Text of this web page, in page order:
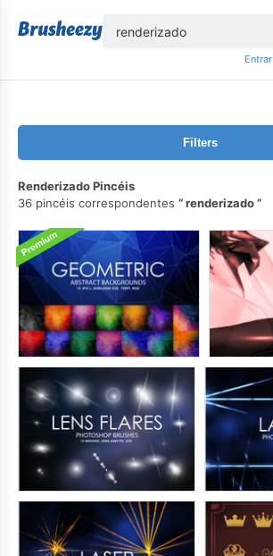
Entrar
Filters
Renderizado Pincéis
36 pincéis correspondentes
renderizado